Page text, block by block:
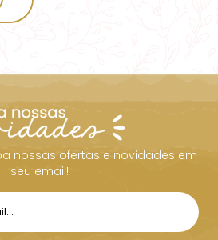
nossas ofertas e novidades em
seu email!